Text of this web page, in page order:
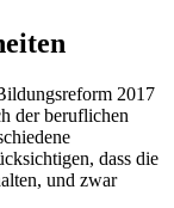
2017
der beruflichen
dass die
und zwar